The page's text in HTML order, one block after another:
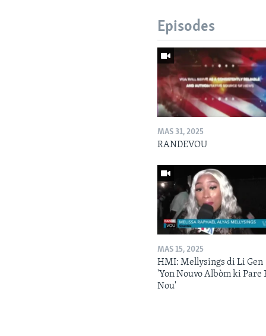
Episodes
MAS 31, 2025
RANDEVOU
MAS 15, 2025
HMI: Mellysings di Li Gen
'Yon Nouvo Albòm ki Pare
Nou'